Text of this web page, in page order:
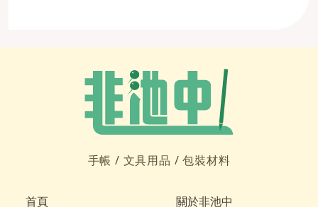
手帳 / 文具用品 /包裝材料
首頁 關於非池中